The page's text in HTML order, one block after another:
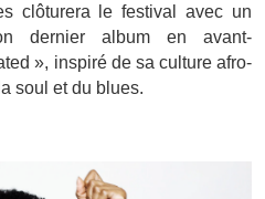
clôturera le festival avec un
dernier album en avant-
», inspiré de sa culture afro-
soul et du blues.